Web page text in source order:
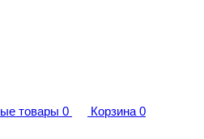
товары 0 Корзина 0